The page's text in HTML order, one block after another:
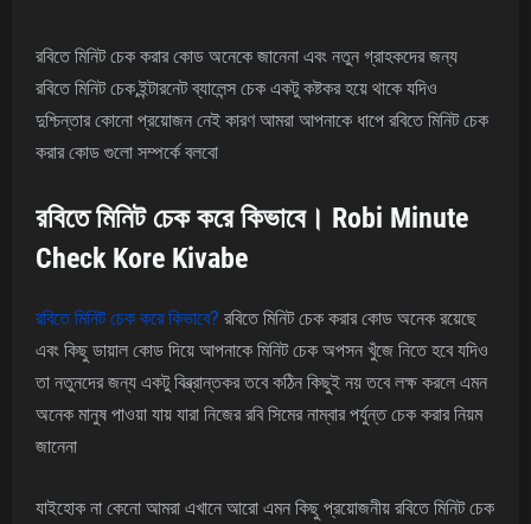
রবিতে মিনিট চেক করার কোড অনেকে জানেনা এবং নতুন গ্রাহকদের জন্য
রবিতে মিনিট চেক,ইন্টারনেট ব্যালেন্স চেক একটু কষ্টকর হয়ে থাকে যদিও
দুশ্চিন্তার কোনো প্রয়োজন নেই কারণ আমরা আপনাকে ধাপে রবিতে মিনিট চেক
করার কোড গুলো সম্পর্কে বলবো
রবিতে মিনিট চেক করে কিভাবে। Robi Minute
Check Kore Kivabe
রবিতে মিনিট চেক করে কিভাবে? রবিতে মিনিট চেক করার কোড অনেক রয়েছে
এবং কিছু ডায়াল কোড দিয়ে আপনাকে মিনিট চেক অপসন খুঁজে নিতে হবে যদিও
তা নতুনদের জন্য একটু বিব্ভ্রান্তকর তবে কঠিন কিছুই নয় তবে লক্ষ করলে এমন
অনেক মানুষ পাওয়া যায় যারা নিজের রবি সিমের নাম্বার পর্যুন্ত চেক করার নিয়ম
জানেনা
যাইহোক না কেনো আমরা এখানে আরো এমন কিছু প্রয়োজনীয় রবিতে মিনিট চেক